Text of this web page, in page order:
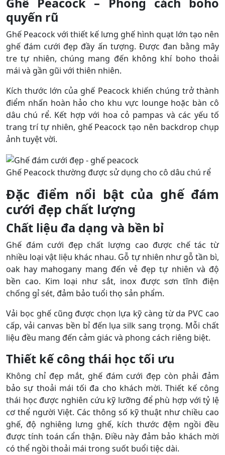
quyến rũ
Ghế Peacock với thiết kế lưng ghế hình quạt lớn tạo nên
ghế đám cưới đẹp đầy ấn tượng. Được đan bằng mây
tre tự nhiên, chúng mang đến không khí boho thoải
mái và gần gũi với thiên nhiên.
Kích thước lớn của ghế Peacock khiến chúng trở thành
điểm nhấn hoàn hảo cho khu vực lounge hoặc bàn cô
dâu chú rể. Kết hợp với hoa cỏ pampas và các yếu tố
trang trí tự nhiên, ghế Peacock tạo nên backdrop chụp
ảnh tuyệt vời.
Ghế Peacock thường được sử dụng cho cô dâu chú rể
Đặc điểm nổi bật của ghế đám
cưới đẹp chất lượng
Chất liệu đa dạng và bền bỉ
Ghế đám cưới đẹp chất lượng cao được chế tác từ
nhiều loại vật liệu khác nhau. Gỗ tự nhiên như gỗ tần bì,
oak hay mahogany mang đến vẻ đẹp tự nhiên và độ
bền cao. Kim loại như sắt, inox được sơn tĩnh điện
chống gỉ sét, đảm bảo tuổi thọ sản phẩm.
Vải bọc ghế cũng được chọn lựa kỹ càng từ da PVC cao
cấp, vải canvas bền bỉ đến lụa silk sang trọng. Mỗi chất
liệu đều mang đến cảm giác và phong cách riêng biệt.
Thiết kế công thái học tối ưu
Không chỉ đẹp mắt, ghế đám cưới đẹp còn phải đảm
bảo sự thoải mái tối đa cho khách mời. Thiết kế công
thái học được nghiên cứu kỹ lưỡng để phù hợp với tỷ lệ
cơ thể người Việt. Các thông số kỹ thuật như chiều cao
ghế, độ nghiêng lưng ghế, kích thước đệm ngồi đều
được tính toán cẩn thận. Điều này đảm bảo khách mời
có thể ngồi thoải mái trong suốt buổi tiệc dài.